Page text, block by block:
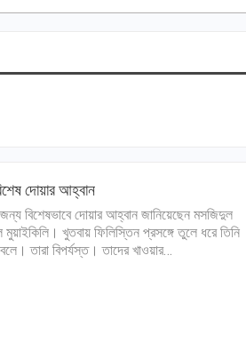
দোয়ার আহ্বান
বিশেষভাবে দোয়ার আহ্বান জানিয়েছেন মসজিদুল
খুতবায় ফিলিস্তিন প্রসঙ্গে তুলে ধরে তিনি
তারা বিপর্যস্ত। তাদের খাওয়ার…